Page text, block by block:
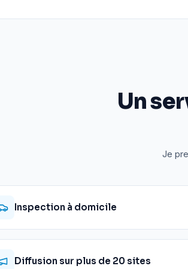
Un
Je
Inspection à domicile
Diffusion sur plus de 20 sites